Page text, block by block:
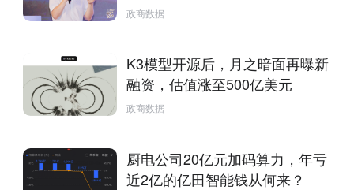
政商数据
K3模型开源后，月之暗面再曝新
融资，估值涨至500亿美元
政商数据
厨电公司20亿元加码算力，年亏
近2亿的亿田智能钱从何来？